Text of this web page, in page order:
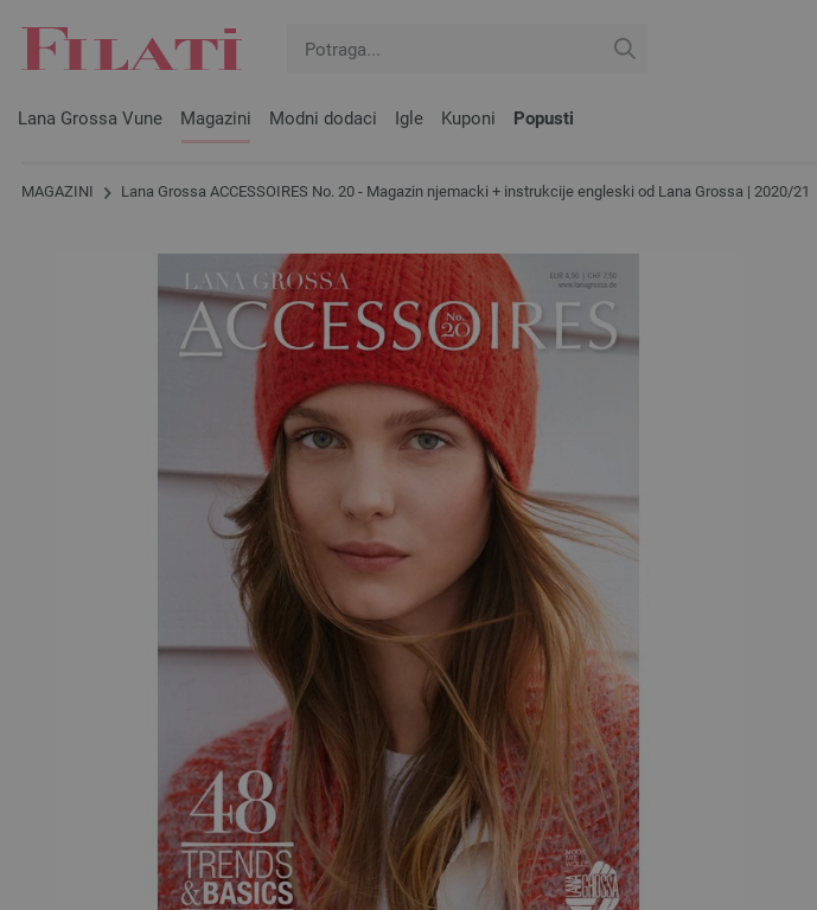
Lana Grossa Vune Magazini Modni dodaci Igle Kuponi Popusti
MAGAZINI Lana Grossa ACCESSOIRES No. 20 - Magazin njemacki + instrukcije engleski od Lana Grossa | 2020/21